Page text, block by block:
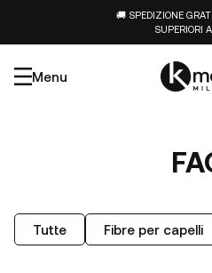
🚚 SPEDIZIONE
SUPERIORI
Menu
Tutte Fibre per capelli